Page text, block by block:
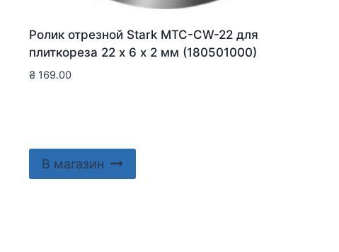
Ролик отрезной Stark MTC-CW-22 для
плиткореза 22 х 6 х 2 мм (180501000)
₴169.00
В магазин